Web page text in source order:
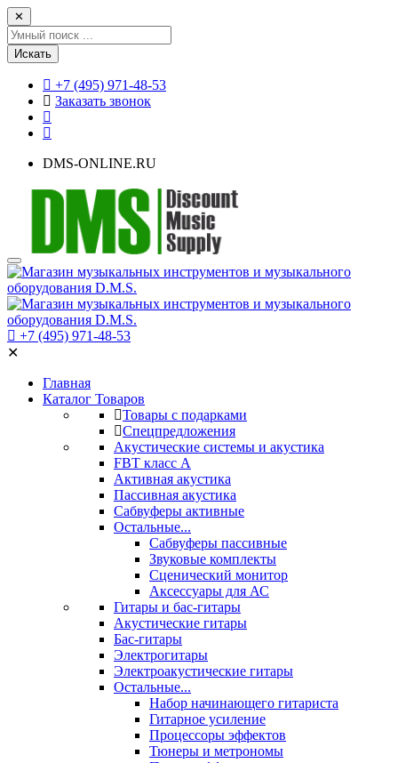
✕
Искать
+7 (495) 971-48-53
Заказать звонок
DMS-ONLINE.RU
+7 (495) 971-48-53
✕
Главная
Каталог Товаров
Товары с подарками
Спецпредложения
Акустические системы и акустика
FBT класс А
Активная акустика
Пассивная акустика
Сабвуферы активные
Остальные...
Сабвуферы пассивные
Звуковые комплекты
Сценический монитор
Аксессуары для АС
Гитары и бас-гитары
Акустические гитары
Бас-гитары
Электрогитары
Электроакустические гитары
Остальные...
Набор начинающего гитариста
Гитарное усиление
Процессоры эффектов
Тюнеры и метрономы